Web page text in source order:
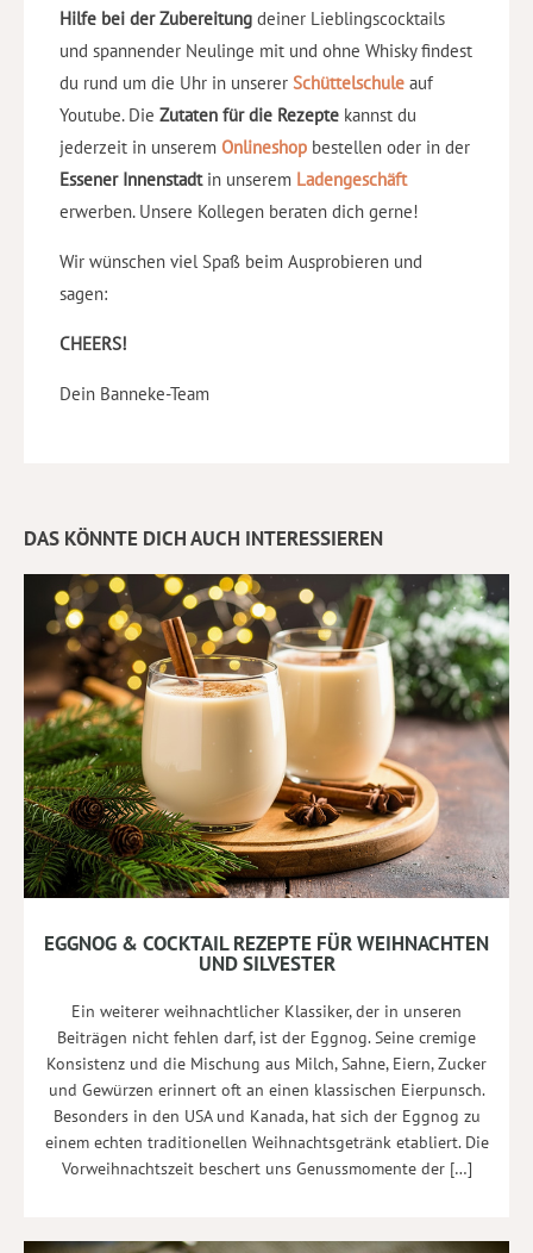
Hilfe bei der Zubereitung deiner Lieblingscocktails
und spannender Neulinge mit und ohne Whisky findest
du rund um die Uhr in unserer Schüttelschule auf
Youtube. Die Zutaten für die Rezepte kannst du
jederzeit in unserem Onlineshop bestellen oder in der
Essener Innenstadtin unserem Ladengeschäft
erwerben. Unsere Kollegen beraten dich gerne!
Wir wünschen viel Spaß beim Ausprobieren und
sagen:
CHEERS!
Dein Banneke-Team
DAS KÖNNTE DICH AUCH INTERESSIEREN
EGGNOG & COCKTAIL REZEPTE FÜR WEIHNACHTEN
UND SILVESTER
Ein weiterer weihnachtlicher Klassiker, der in unseren
Beiträgen nicht fehlen darf, ist der Eggnog. Seine cremige
Konsistenz und die Mischung aus Milch, Sahne, Eiern, Zucker
und Gewürzen erinnert oft an einen klassischen Eierpunsch.
Besonders in den USA und Kanada, hat sich der Eggnog zu
einem echten traditionellen Weihnachtsgetränk etabliert. Die
Vorweihnachtszeit beschert uns Genussmomente der […]